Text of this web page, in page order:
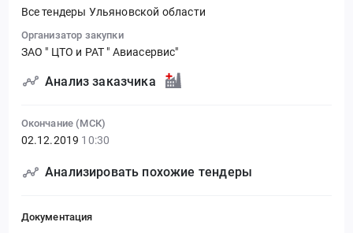
Все тендеры Ульяновской области
Организатор закупки
ЗАО " ЦТО и РАТ " Авиасервис"
Анализ заказчика
Окончание (МСК)
02.12.2019 10:30
Анализировать похожие тендеры
Документация